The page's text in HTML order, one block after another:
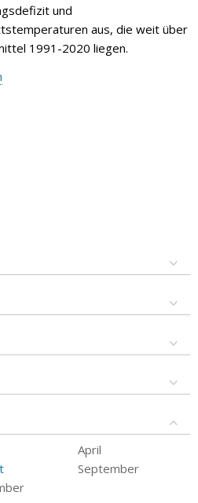
und
aus, die weit über
1991-2020 liegen.
April
September